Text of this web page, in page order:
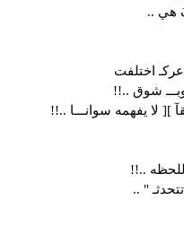
هي ..
اختلفت
شوق ..!!
][ لا يفهمه سوانـــا ..!!
..!!
" ..